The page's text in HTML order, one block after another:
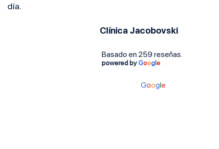
día.
Clínica Jacobovski
Basado en 259 reseñas.
powered byGoogle
powered byGoogle